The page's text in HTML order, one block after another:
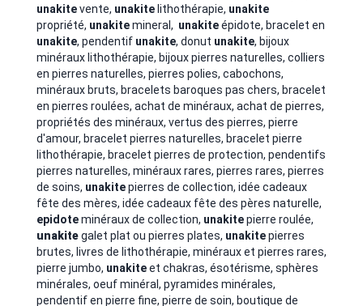
unakitevente, unakite lithothérapie, unakite
propriété, unakitemineral, unakiteépidote, bracelet en
unakite, pendentif unakite, donut unakite, bijoux
minéraux lithothérapie, bijoux pierres naturelles, colliers
en pierres naturelles, pierres polies, cabochons,
minéraux bruts, bracelets baroques pas chers, bracelet
en pierres roulées, achat de minéraux, achat de pierres,
propriétés des minéraux, vertus des pierres, pierre
d'amour, bracelet pierres naturelles, bracelet pierre
lithothérapie, bracelet pierres de protection, pendentifs
pierres naturelles, minéraux rares, pierres rares, pierres
de soins, unakitepierres de collection, idée cadeaux
fête des mères, idée cadeaux fête des pères naturelle,
epidoteminéraux de collection, unakitepierre roulée,
unakitegalet plat ou pierres plates, unakitepierres
brutes, livres de lithothérapie, minéraux et pierres rares,
pierre jumbo, unakiteet chakras, ésotérisme, sphères
minérales, oeuf minéral, pyramides minérales,
pendentif en pierre fine, pierre de soin, boutique de